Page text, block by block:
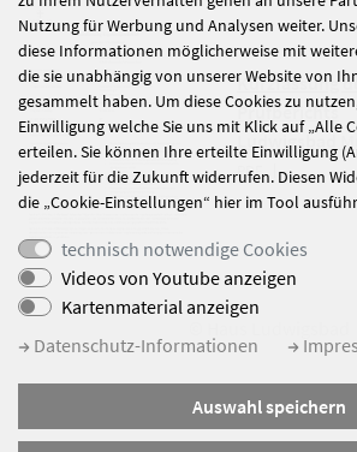
Kurzfassung
Prüfberichts
Ludwigsbad
PDF
Datenschutz
Nutzung für Werbung und Analysen weiter.
diese Informationen möglicherweise mit
die sie unabhängig von unserer Website von
gesammelt haben. Um diese Cookies zu
Einwilligung welche Sie uns mit Klick auf „Alle
erteilen. Sie können Ihre erteilte Einwilligung
jederzeit für die Zukunft widerrufen. Diesen
die „Cookie-Einstellungen“ hier im Tool
technisch notwendige Cookies
Videos von Youtube anzeigen
Kartenmaterial anzeigen
Datenschutz-Informationen
Auswahl speichern